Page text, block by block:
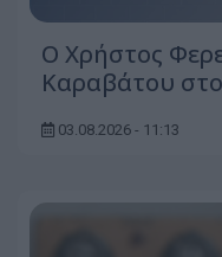
O Χρήστος
Καραβάτου
03.08.2026 - 11:13